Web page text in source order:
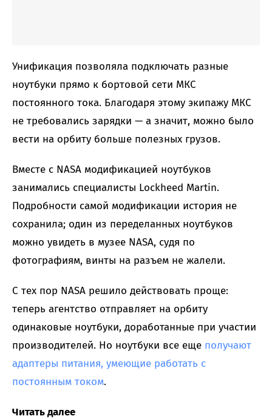
Унификация позволяла подключать разные
ноутбуки прямо к бортовой сети МКС
постоянного тока. Благодаря этому экипажу МКС
не требовались зарядки — а значит, можно было
вести на орбиту больше полезных грузов.
Вместе с NASA модификацией ноутбуков
занимались специалисты Lockheed Martin.
Подробности самой модификации история не
сохранила; один из переделанных ноутбуков
можно увидеть в музее NASA, судя по
фотографиям, винты на разъем не жалели.
С тех пор NASA решило действовать проще:
теперь агентство отправляет на орбиту
одинаковые ноутбуки, доработанные при участии
производителей. Но ноутбуки все еще получают
адаптеры питания, умеющие работать с
постоянным током.
Читать далее